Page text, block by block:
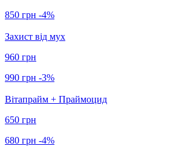
850 грн -4%
Захист від мух
960 грн
990 грн -3%
Вітапрайм + Праймоцид
650 грн
680 грн -4%